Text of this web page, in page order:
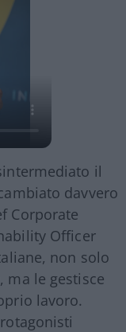
il
davvero
Corporate
Officer
non solo
ma le gestisce
lavoro.